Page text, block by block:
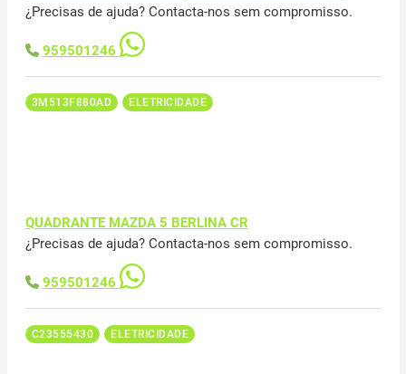
¿Precisas de ajuda? Contacta-nos sem compromisso.
959501246
3M513F880AD ELETRICIDADE
QUADRANTE MAZDA 5 BERLINA CR
¿Precisas de ajuda? Contacta-nos sem compromisso.
959501246
C23555430 ELETRICIDADE